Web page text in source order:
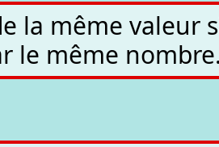
la même valeur
le même nombre.